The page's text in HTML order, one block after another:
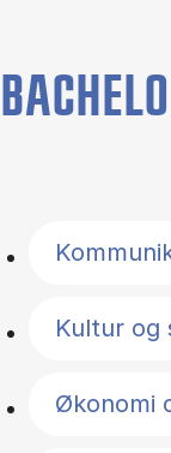
Kultur og
Økonomi